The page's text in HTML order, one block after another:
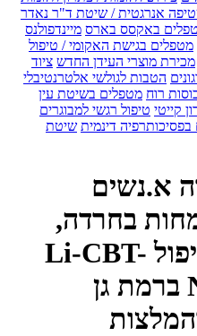
אנרגטית / שיטת ד"ר נאדר
באקסס בארס מיינדפולנס
מטפלים בגישת האקומי / טיפול
מכירת מוצרי העידן החדש ציוד
הטבות לגולשי אלטרנטיבלי
רוח מטפלים בשיטת עין
קייטי טיפול רגשי למבוגרים
דינמית שיטת
א.נשים
בחרדה,
טראומה ודכאון. טיפול Li-CBT-
ACT בשילוב NLP ברמת גן